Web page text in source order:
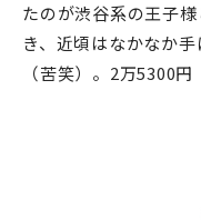
たのが渋谷系の王子
き、近頃はなかなか
（苦笑）。2万5300